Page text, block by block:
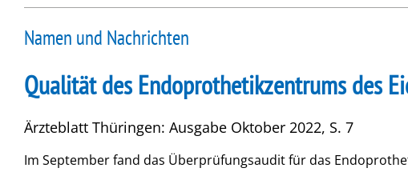
Namen und Nachrichten
Qualität des Endoprothetikzentrums des
Ärzteblatt Thüringen: Ausgabe Oktober 2022, S. 7
Im September fand das Über­prü­fungsaudit für das